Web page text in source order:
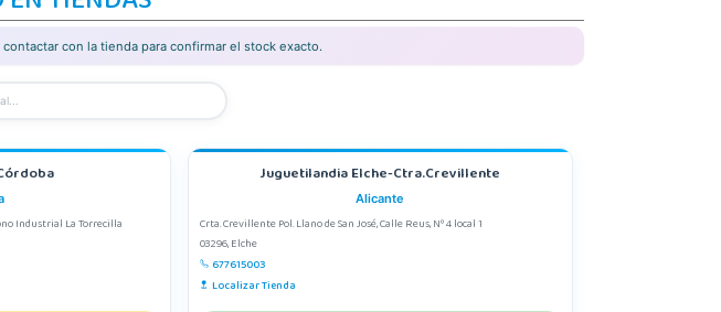
con la tienda para confirmar el stock exacto.
Industrial La Torrecilla
Juguetilandia Elche-Ctra.Crevillente
Alicante
Crta. Crevillente Pol. Llano de San José, Calle Reus, Nº 4 local 1
03296, Elche
677615003
Localizar Tienda